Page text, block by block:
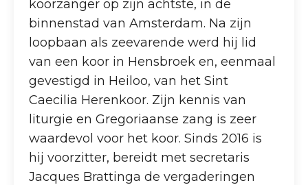
koorzanger op zijn achtste, in de
binnenstad van Amsterdam. Na zijn
loopbaan als zeevarende werd hij lid
van een koor in Hensbroek en, eenmaal
gevestigd in Heiloo, van het Sint
Caecilia Herenkoor. Zijn kennis van
liturgie en Gregoriaanse zang is zeer
waardevol voor het koor. Sinds 2016 is
hij voorzitter, bereidt met secretaris
Jacques Brattinga de vergaderingen